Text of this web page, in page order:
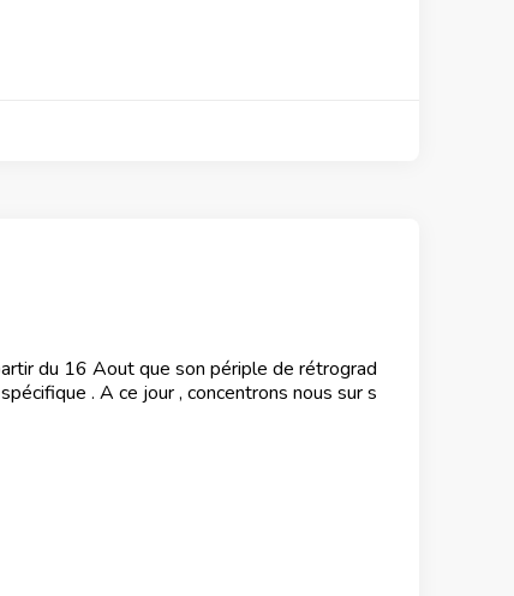
du 16 Aout que son périple de rétrograd
. A ce jour , concentrons nous sur s